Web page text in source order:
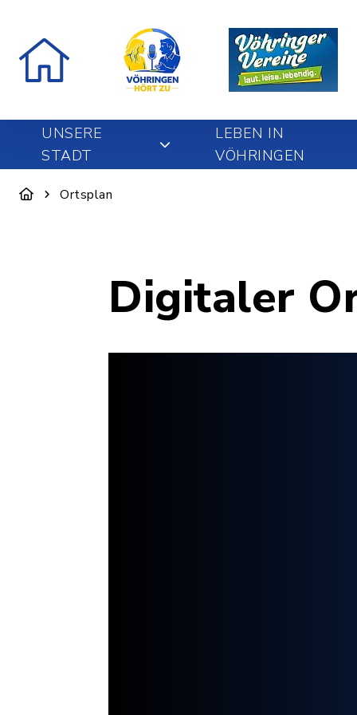
UNSERE
STADT
LEBEN IN
VÖHRINGEN
Ortsplan
Digitaler